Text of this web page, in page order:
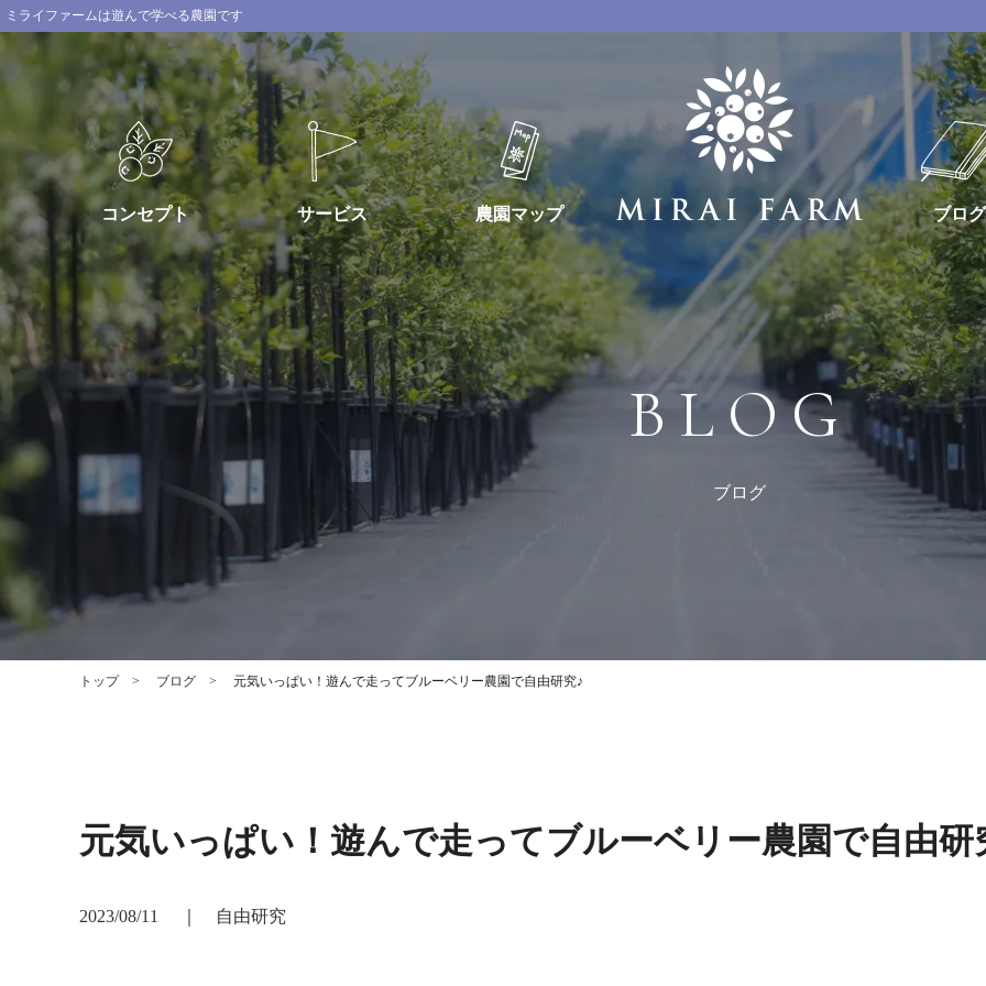
ミライファームは遊んで学べる農園です
コンセプト サービス 農園マップ ブログ
BLOG
ブログ
トップ ブログ 元気いっぱい！遊んで走ってブルーベリー農園で自由研究♪
元気いっぱい！遊んで走ってブルーベリー農園で自由研
2023/08/11 自由研究